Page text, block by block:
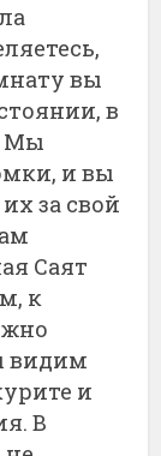
вы
в
Мы
и вы
за свой
Саят
к
видим
и
В